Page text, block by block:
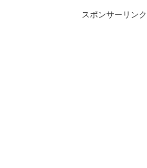
スポンサーリンク